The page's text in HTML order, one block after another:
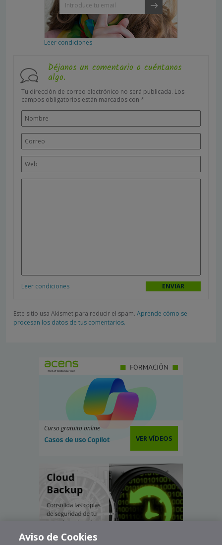
Leer condiciones
Déjanos un comentario o cuéntanos
algo.
Tu dirección de correo electrónico no será publicada. Los
campos obligatorios están marcados con *
Leer condiciones
Este sitio usa Akismet para reducir el spam. Aprende cómo se
procesan los datos de tus comentarios.
Curso gratuito online
Casos de uso Copilot VER VÍDEOS
Aviso de Cookies